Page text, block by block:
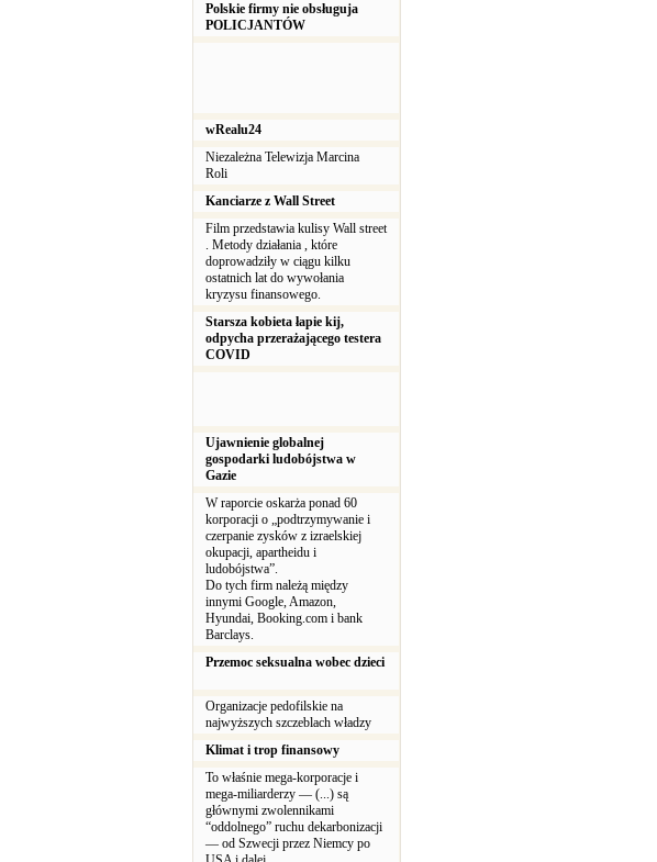
Polskie firmy nie obsługuja
POLICJANTÓW
wRealu24
Niezależna Telewizja Marcina
Roli
Kanciarze z Wall Street
Film przedstawia kulisy Wall street
. Metody działania , które
doprowadziły w ciągu kilku
ostatnich lat do wywołania
kryzysu finansowego.
Starsza kobieta łapie kij,
odpycha przerażającego testera
COVID
Ujawnienie globalnej
gospodarki ludobójstwa w
Gazie
W raporcie oskarża ponad 60
korporacji o „podtrzymywanie i
czerpanie zysków z izraelskiej
okupacji, apartheidu i
ludobójstwa”.
Do tych firm należą między
innymi Google, Amazon,
Hyundai, Booking.com i bank
Barclays.
Przemoc seksualna wobec dzieci
Organizacje pedofilskie na
najwyższych szczeblach władzy
Klimat i trop finansowy
To właśnie mega-korporacje i
mega-miliarderzy — (...) są
głównymi zwolennikami
“oddolnego” ruchu dekarbonizacji
— od Szwecji przez Niemcy po